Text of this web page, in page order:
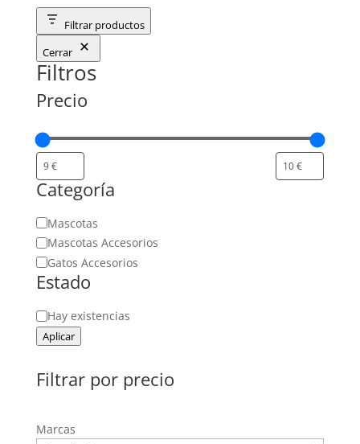
Filtrar productos
Cerrar
Filtros
Precio
Categoría
Categoría
Mascotas
Mascotas Accesorios
Gatos Accesorios
Estado
Estado
Hay existencias
Aplicar
Filtrar por precio
Marcas